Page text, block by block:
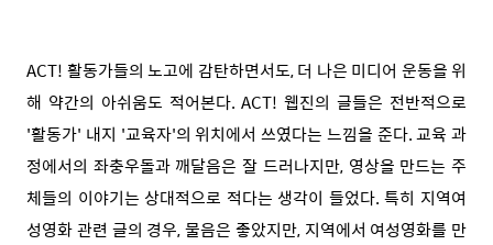
ACT! 활동가들의 노고에 감탄하면서도, 더 나은 미디어 운동을 위
해 약간의 아쉬움도 적어본다. ACT! 웹진의 글들은 전반적으로
'활동가' 내지 '교육자'의 위치에서 쓰였다는 느낌을 준다. 교육 과
정에서의 좌충우돌과 깨달음은 잘 드러나지만, 영상을 만드는 주
체들의 이야기는 상대적으로 적다는 생각이 들었다. 특히 지역여
성영화 관련 글의 경우, 물음은 좋았지만, 지역에서 여성영화를 만